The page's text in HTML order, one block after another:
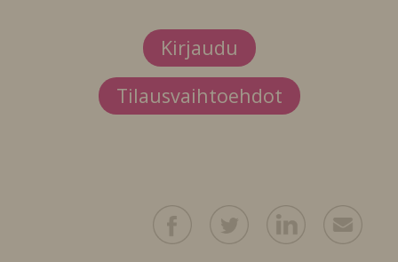
Kirjaudu
Tilausvaihtoehdot